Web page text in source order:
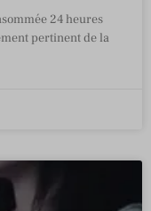
24 heures
pertinent de la